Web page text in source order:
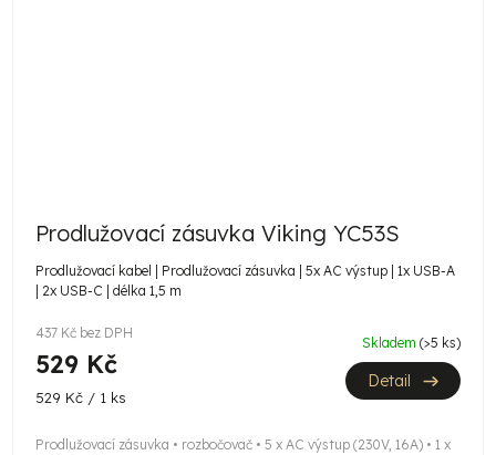
Prodlužovací zásuvka Viking YC53S
Prodlužovací kabel | Prodlužovací zásuvka | 5x AC výstup | 1x USB-A
| 2x USB-C | délka 1,5 m
437 Kč bez DPH
529 Kč
Měrná
529 Kč / 1 ks
Skladem (>5 ks)
Detail
Prodlužovací zásuvka • rozbočovač • 5 x AC výstup (230V, 16A) • 1 x